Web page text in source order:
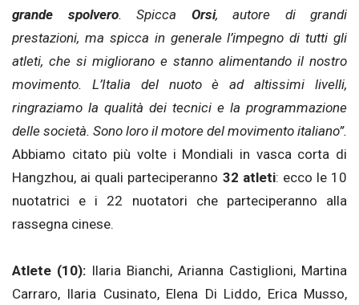
grande spolvero. Spicca Orsi, autore di grandi
prestazioni, ma spicca in generale l’impegno di tutti gli
atleti, che si migliorano e stanno alimentando il nostro
movimento. L’Italia del nuoto è ad altissimi livelli,
ringraziamo la qualità dei tecnici e la programmazione
delle società. Sono loro il motore del movimento italiano”.
Abbiamo citato più volte i Mondiali in vasca corta di
Hangzhou, ai quali parteciperanno 32 atleti: ecco le 10
nuotatrici e i 22 nuotatori che parteciperanno alla
rassegna cinese.
Atlete (10): Ilaria Bianchi, Arianna Castiglioni, Martina
Carraro, Ilaria Cusinato, Elena Di Liddo, Erica Musso,